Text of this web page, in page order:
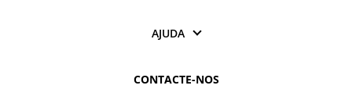
AJUDA
CONTACTE-NOS